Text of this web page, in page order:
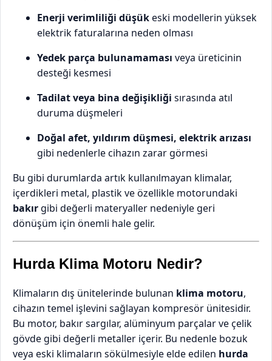
Enerji verimliliği düşükeski modellerin yüksek
elektrik faturalarına neden olması
Yedek parça bulunamaması veya üreticinin
desteği kesmesi
Tadilat veya bina değişikliği sırasında atıl
duruma düşmeleri
Doğal afet, yıldırım düşmesi, elektrik arızası
gibi nedenlerle cihazın zarar görmesi
Bu gibi durumlarda artık kullanılmayan klimalar,
içerdikleri metal, plastik ve özellikle motorundaki
bakır gibi değerli materyaller nedeniyle geri
dönüşüm için önemli hale gelir.
Hurda Klima Motoru Nedir?
Klimaların dış ünitelerinde bulunan klima motoru,
cihazın temel işlevini sağlayan kompresör ünitesidir.
Bu motor, bakır sargılar, alüminyum parçalar ve çelik
gövde gibi değerli metaller içerir. Bu nedenle bozuk
veya eski klimaların sökülmesiyle elde edilen hurda